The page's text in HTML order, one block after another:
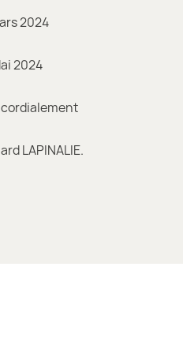
2024
2024
LAPINALIE.